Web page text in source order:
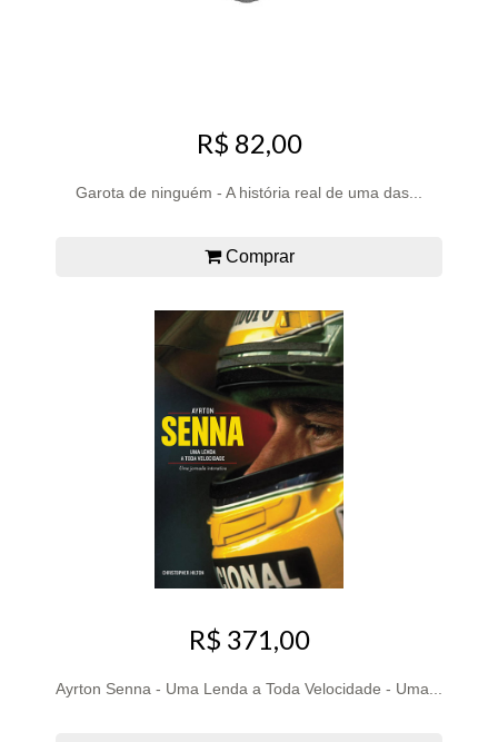
R$ 82,00
Garota de ninguém - A história real de uma das...
Comprar
R$ 371,00
Ayrton Senna - Uma Lenda a Toda Velocidade - Uma...